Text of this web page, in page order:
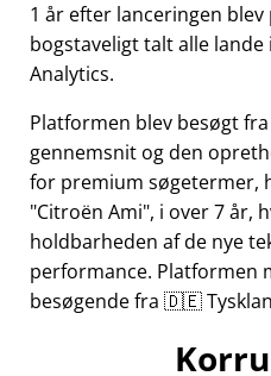
1 år efter lanceringen
bogstaveligt talt alle
Analytics.
Platformen blev besøgt
gennemsnit og den
for premium søgetermer,
Citroën Ami , i over 7 år,
holdbarheden af de nye
performance. Platformen
besøgende fra 🇩🇪